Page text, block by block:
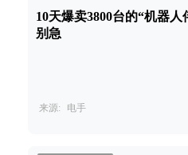
10天爆卖3800台的“机器
别急
来源: 电手